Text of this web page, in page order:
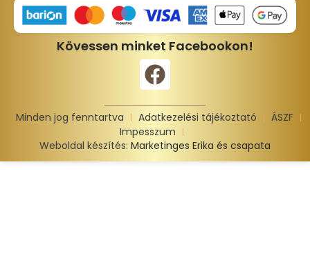
Kövessen minket Facebookon!
Minden jog fenntartva Adatkezelési tájékoztató
ÁSZF
Impesszum
Weboldal készítés: Marketinges Erika és csapata